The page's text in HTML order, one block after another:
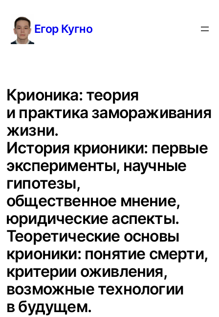
содержимому
Егор Кугно
Крионика: теория
и практика замораживания
жизни.
История крионики: первые
эксперименты, научные
гипотезы,
общественное мнение,
юридические аспекты.
Теоретические основы
крионики: понятие смерти,
критерии оживления,
возможные технологии
в будущем.